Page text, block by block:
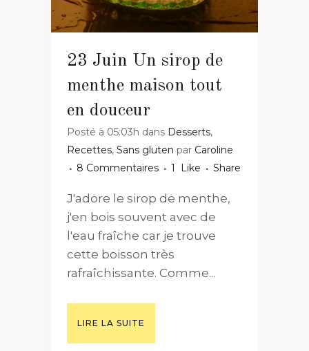
23 Juin Un sirop de
menthe maison tout
en douceur
Posté à 05:03h dans Desserts,
Recettes, Sans gluten par Caroline
8 Commentaires
1 Like Share
J'adore le sirop de menthe,
j'en bois souvent avec de
l'eau fraîche car je trouve
cette boisson très
rafraîchissante. Comme...
LIRE LA SUITE